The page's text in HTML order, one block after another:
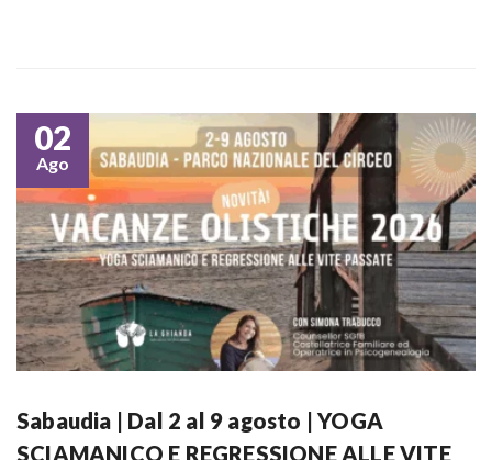
02
Ago
Sabaudia | Dal 2 al 9 agosto | YOGA
SCIAMANICO E REGRESSIONE ALLE VITE